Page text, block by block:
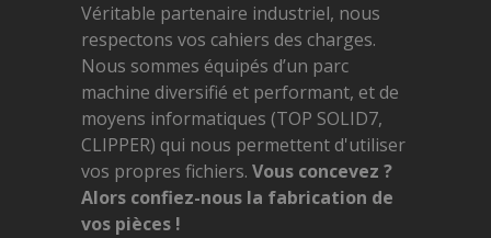
Véritable partenaire industriel, nous
respectons vos cahiers des charges.
Nous sommes équipés d’un parc
machine diversifié et performant, et de
moyens informatiques (TOP SOLID7,
CLIPPER) qui nous permettent d'utiliser
vos propres fichiers. Vous concevez ?
Alors confiez-nous la fabrication de
vos pièces !